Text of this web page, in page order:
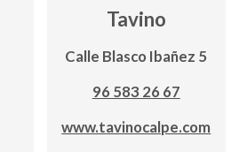
Tavino
Calle Blasco Ibañez 5
96 583 26 67
www.tavinocalpe.com